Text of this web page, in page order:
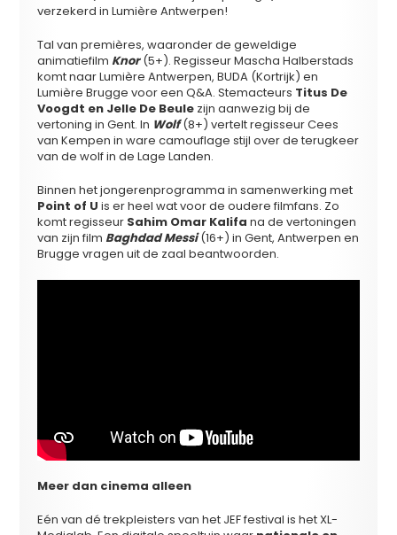
verzekerd in Lumière Antwerpen!
Tal van premières, waaronder de geweldige
animatiefilm Knor(5+). Regisseur Mascha Halberstads
komt naar Lumière Antwerpen, BUDA (Kortrijk) en
Lumière Brugge voor een Q&A. Stemacteurs Titus De
Voogdt en Jelle De Beule zijn aanwezig bij de
vertoning in Gent. In Wolf(8+) vertelt regisseur Cees
van Kempen in ware camouflage stijl over de terugkeer
van de wolf in de Lage Landen.
Binnen het jongerenprogramma in samenwerking met
Point of U is er heel wat voor de oudere filmfans. Zo
komt regisseur Sahim Omar Kalifa na de vertoningen
van zijn film Baghdad Messi(16+) in Gent, Antwerpen en
Brugge vragen uit de zaal beantwoorden.
Meer dan cinema alleen
Eén van dé trekpleisters van het JEF festival is het XL-